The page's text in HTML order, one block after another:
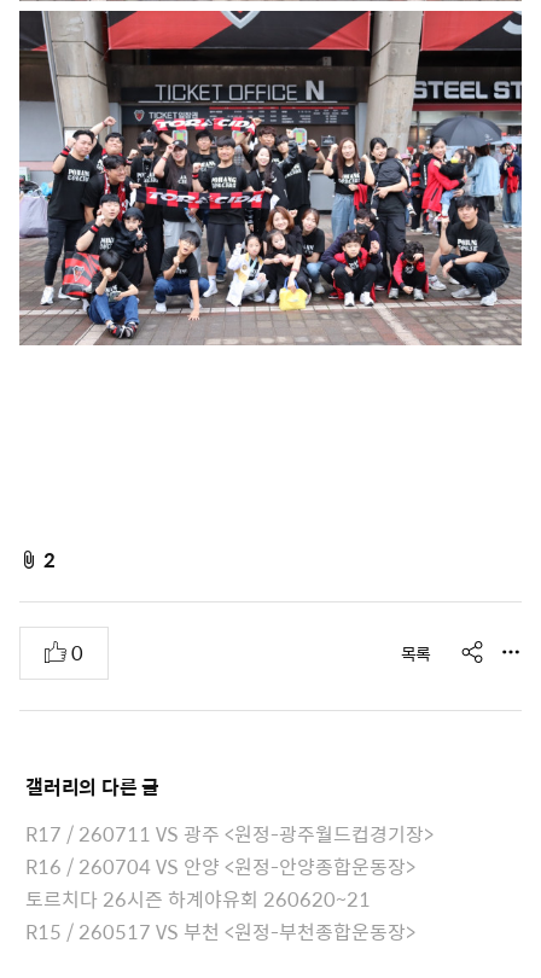
f
l
e
a
c
h
e
d
2
추
천
0 목록
s
갤러리의 다른 글
R17 / 260711 VS 광주 <원정-광주월드컵경기장>
R16 / 260704 VS 안양 <원정-안양종합운동장>
토르치다 26시즌 하계야유회 260620~21
R15 / 260517 VS 부천 <원정-부천종합운동장>